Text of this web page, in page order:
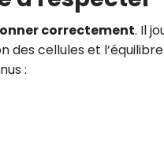
correctement. Il
des cellules et
: